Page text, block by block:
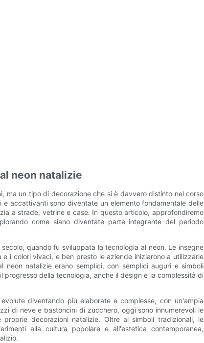
neon natalizie
ma un tipo di decorazione che si è davvero distinto nel corso
accattivanti sono diventate un elemento fondamentale delle
a strade, vetrine e case. In questo articolo, approfondiremo
come siano diventate parte integrante del periodo
quando fu sviluppata la tecnologia al neon. Le insegne
i colori vivaci, e ben presto le aziende iniziarono a utilizzarle
natalizie erano semplici, con semplici auguri e simboli
della tecnologia, anche il design e la complessità di
diventando più elaborate e complesse, con un'ampia
di neve e bastoncini di zucchero, oggi sono innumerevoli le
decorazioni natalizie. Oltre ai simboli tradizionali, le
alla cultura popolare e all'estetica contemporanea,